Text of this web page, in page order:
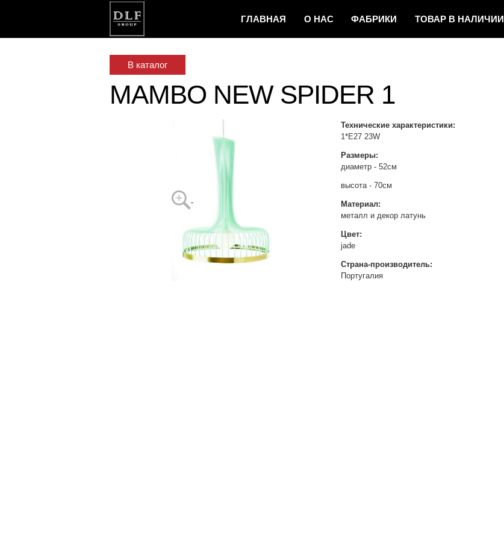
ГЛАВНАЯ О НАС ФAБРИКИ ТОВАР В НАЛИЧИИ
В каталог
MAMBO NEW SPIDER 1
Технические характеристики:
1*Е27 23W
Размеры:
диаметр - 52см
высота - 70см
Материал:
металл и декор латунь
Цвет:
jade
Страна-производитель:
Португалия